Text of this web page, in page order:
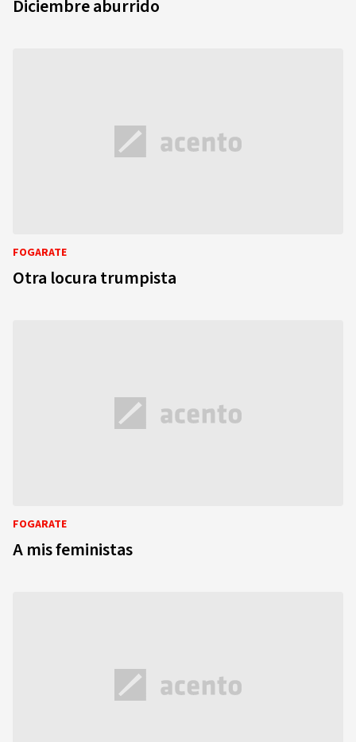
Diciembre aburrido
FOGARATE
Otra locura trumpista
FOGARATE
A mis feministas